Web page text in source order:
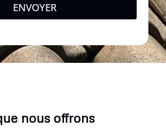
ENVOYER
nous offrons